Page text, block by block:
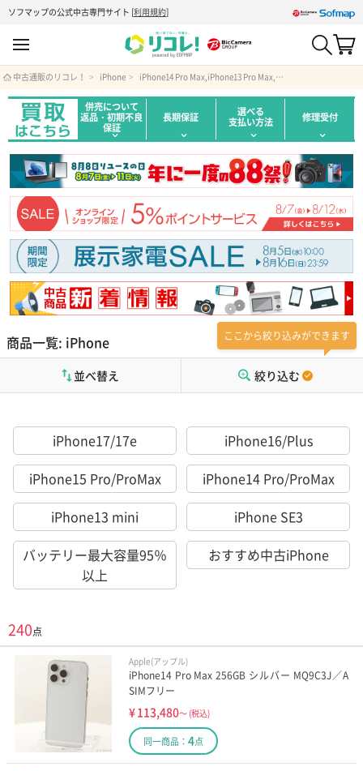
ソフマップの公式中古専門サイト [利用規約]
中古通販のリコレ！ iPhone iPhone14 Pro Max,iPhone13 Pro Max,iPhone12 Pro Max,iPhone11 Pro Max,iPhone XS Max
併売について
返品・初期不良
保証
長期保証 選べる
支払い方法 修理受付
商品一覧: iPhone ここから絞り込みができます
絞り込む
並べ替え
iPhone17/17e
iPhone16/Plus
iPhone15 Pro/ProMax
iPhone14 Pro/ProMax
iPhone13 mini
iPhone SE3
バッテリー最大容量95％
以上
おすすめ中古iPhone
240点
Apple(アップル)
iPhone14 Pro Max 256GB シルバー MQ9C3J／A
SIMフリー
¥113,480～ (税込)
同一商品： 4点